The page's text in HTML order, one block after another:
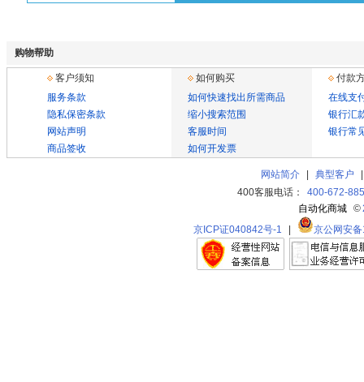
购物帮助
客户须知 如何购买
付款
服务条款
隐私保密条款
网站声明
商品签收
如何快速找出所需商品
缩小搜索范围
客服时间
如何开发票
在线支
银行汇
银行常
网站简介 典型客户
400客服电话：
400-672-
自动化商城
©
京ICP证040842号-1
京公网安